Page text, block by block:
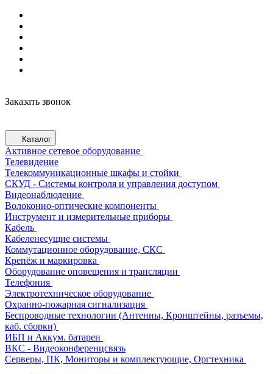
Заказать звонок
Каталог
Активное сетевое оборудование
Телевидение
Телекоммуникационные шкафы и стойки
СКУД - Системы контроля и управления доступом
Видеонаблюдение
Волоконно-оптические компоненты
Инструмент и измерительные приборы
Кабель
Кабеленесущие системы
Коммутационное оборудование, СКС
Крепёж и маркировка
Оборудование оповещения и трансляции
Телефония
Электротехническое оборудование
Охранно-пожарная сигнализация
Беспроводные технологии (Антенны, Кронштейны, разъемы,
каб. сборки)
ИБП и Аккум. батареи
ВКС - Видеоконференцсвязь
Серверы, ПК, Мониторы и комплектующие, Оргтехника